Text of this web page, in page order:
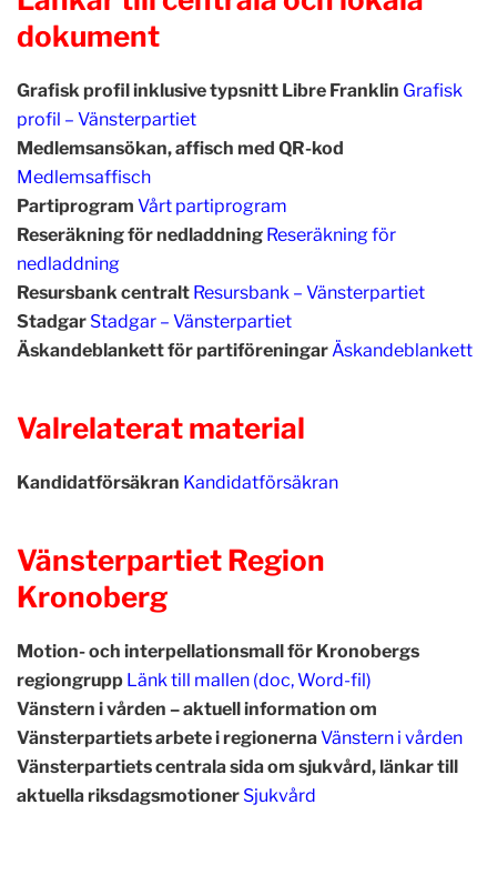
dokument
Grafisk profil inklusive typsnitt Libre Franklin Grafisk
profil – Vänsterpartiet
Medlemsansökan, affisch med QR-kod
Medlemsaffisch
Partiprogram Vårt partiprogram
Reseräkning för nedladdning Reseräkning för
nedladdning
Resursbank centralt Resursbank – Vänsterpartiet
Stadgar Stadgar – Vänsterpartiet
Äskandeblankett för partiföreningarÄskandeblankett
Valrelaterat material
Kandidatförsäkran Kandidatförsäkran
Vänsterpartiet Region
Kronoberg
Motion- och interpellationsmall för Kronobergs
regiongrupp Länk till mallen (doc, Word-fil)
Vänstern i vården – aktuell information om
Vänsterpartiets arbete i regionernaVänstern i vården
Vänsterpartiets centrala sida om sjukvård, länkar till
aktuella riksdagsmotioner Sjukvård